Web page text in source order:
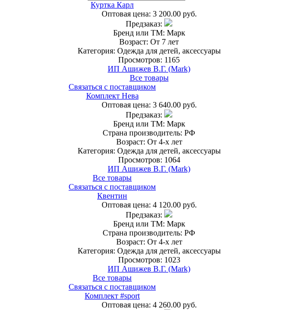
Куртка Карл
Оптовая цена: 3 200.00 руб.
Предзаказ:
Бренд или ТМ: Марк
Возраст: От 7 лет
Категория: Одежда для детей, аксессуары
Просмотров: 1165
ИП Ашижев В.Г. (Mark)
Все товары
Связаться с поставщиком
Комплект Нева
Оптовая цена: 3 640.00 руб.
Предзаказ:
Бренд или ТМ: Марк
Страна производитель: РФ
Возраст: От 4-х лет
Категория: Одежда для детей, аксессуары
Просмотров: 1064
ИП Ашижев В.Г. (Mark)
Все товары
Связаться с поставщиком
Квентин
Оптовая цена: 4 120.00 руб.
Предзаказ:
Бренд или ТМ: Марк
Страна производитель: РФ
Возраст: От 4-х лет
Категория: Одежда для детей, аксессуары
Просмотров: 1023
ИП Ашижев В.Г. (Mark)
Все товары
Связаться с поставщиком
Комплект #sport
Оптовая цена: 4 260.00 руб.